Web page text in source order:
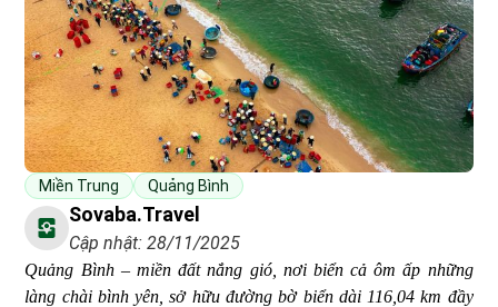
Miền Trung Quảng Bình
Sovaba.travel
Cập nhật: 28/11/2025
Quảng Bình – miền đất nắng gió, nơi biển cả ôm ấp những
làng chài bình yên, sở hữu đường bờ biển dài 116,04 km đầy